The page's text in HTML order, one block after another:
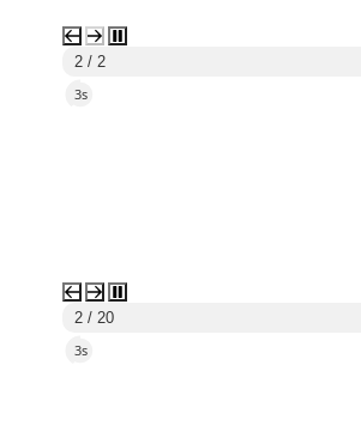
2 / 2
1s
2 / 20
1s